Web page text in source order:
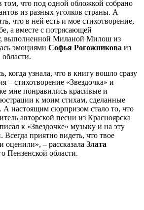
том, что под одной обложкой собрано
из разных уголков страны. А
что в ней есть и мое стихотворение,
а вместе с потрясающей
выполненной Миланой Милош из
эмоциями Софья Рогожникова из
когда узнала, что в книгу вошло сразу
– стихотворение «Звездочка» и
мне понравились красивые и
к моим стихам, сделанные
А настоящим сюрпризом стало то, что
авторской песни из Красноярска
к «Звездочке» музыку и на эту
Всегда приятно видеть, что твое
оценили», – рассказала Злата
Пензенской области.